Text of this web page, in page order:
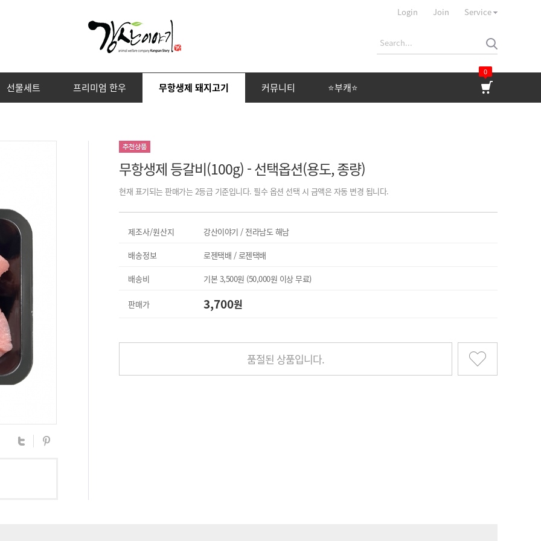
Login Join Service
상품 전체 보기
상품 평가
상품 문의
자유게시판
선물세트 프리미엄 한우 무항생제 돼지고기 커뮤니티 ⭐부캐⭐
0
무항생제 등갈비(100g) - 선택옵션(용도, 종량)
현재 표기되는 판매가는 2등급 기준입니다. 필수 옵션 선택 시 금액은 자동 변경 됩니다.
제조사/원산지 강산이야기 / 전라남도 해남
배송정보 로젠택배 / 로젠택배
배송비 기본3,500원 (50,000원 이상 무료)
판매가 3,700원
품절된 상품입니다.